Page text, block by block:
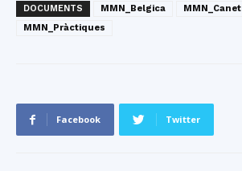
DOCUMENTS MMN_Belgica
MMN_Canet
MMN_Pràctiques
Facebook Twitter